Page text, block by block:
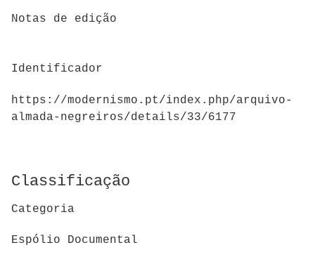
Notas de edição
Identificador
https://modernismo.pt/index.php/arquivo-
almada-negreiros/details/33/6177
Classificação
Categoria
Espólio Documental